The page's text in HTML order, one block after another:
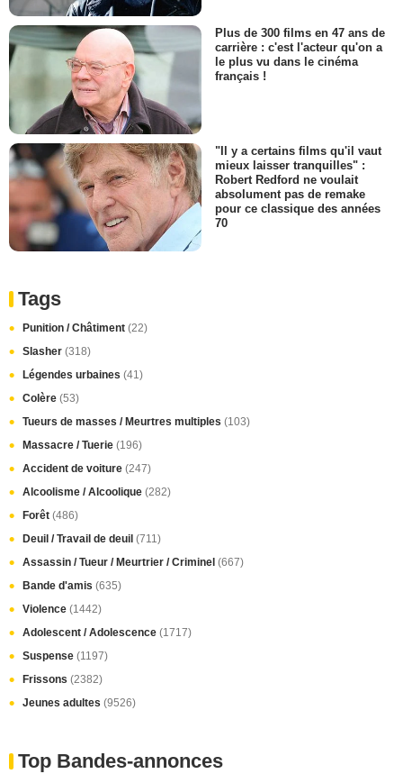
Plus de 300 films en 47 ans de
carrière : c'est l'acteur qu'on a
le plus vu dans le cinéma
français !
"Il y a certains films qu'il vaut
mieux laisser tranquilles" :
Robert Redford ne voulait
absolument pas de remake
pour ce classique des années
70
Tags
Punition / Châtiment (22)
Slasher (318)
Légendes urbaines (41)
Colère (53)
Tueurs de masses / Meurtres multiples (103)
Massacre / Tuerie (196)
Accident de voiture (247)
Alcoolisme / Alcoolique (282)
Forêt (486)
Deuil / Travail de deuil (711)
Assassin / Tueur / Meurtrier / Criminel (667)
Bande d'amis (635)
Violence (1442)
Adolescent / Adolescence (1717)
Suspense (1197)
Frissons (2382)
Jeunes adultes (9526)
Top Bandes-annonces